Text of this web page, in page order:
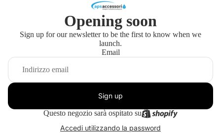
Opening soon
Sign up for our newsletter to be the first to know when we
launch.
Email
Sign up
Questo negozio sarà ospitato su
Accedi utilizzando la password